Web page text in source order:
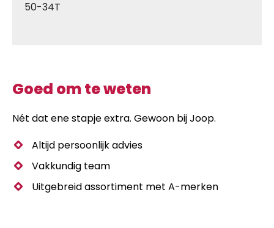
50-34T
Goed om te weten
Nét dat ene stapje extra. Gewoon bij Joop.
Altijd persoonlijk advies
Vakkundig team
Uitgebreid assortiment met A-merken